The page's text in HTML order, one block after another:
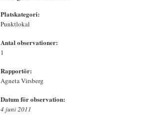
Platskategori:
Punktlokal
Antal observationer:
1
Rapportör:
Agneta Virsberg
Datum för observation:
4 juni 2011